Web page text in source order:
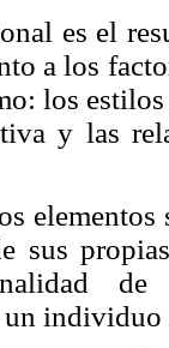
es el
a los
los
y las
sus
un